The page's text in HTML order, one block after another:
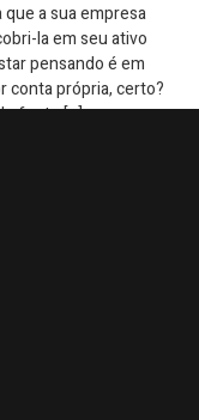
a sua empresa
la em seu ativo
pensando é em
conta própria, certo?
fonte […]